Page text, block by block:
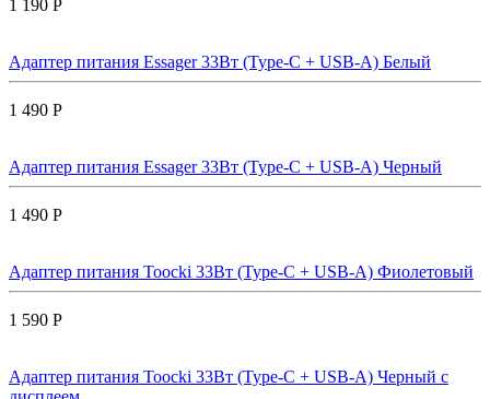
1 190 Р
Адаптер питания Essager 33Вт (Type-C + USB-A) Белый
1 490 Р
Адаптер питания Essager 33Вт (Type-C + USB-A) Черный
1 490 Р
Адаптер питания Toocki 33Вт (Type-C + USB-A) Фиолетовый
1 590 Р
Адаптер питания Toocki 33Вт (Type-C + USB-A) Черный с